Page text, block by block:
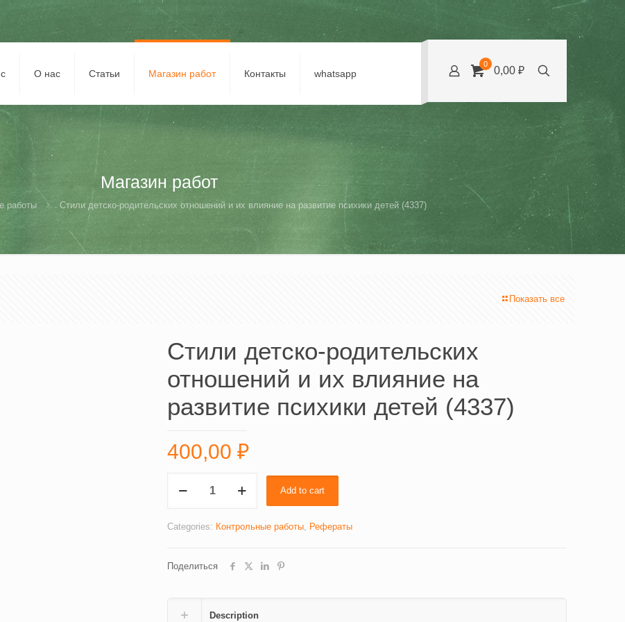
О нас Статьи Магазин работ Контакты whatsapp
0
0,00 ₽
Магазин работ
работы Стили детско-родительских отношений и их влияние на развитие психики детей (4337)
Показать все
Стили детско-родительских
отношений и их влияние на
развитие психики детей (4337)
400,00 ₽
детско-
отношений
влияние
развитие
психики
Add to cart
Categories: Контрольные работы, Рефераты
Поделиться
Description